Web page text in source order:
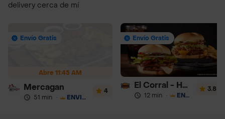
delivery cerca de mí
Abre 11:45 AM
Envío Gratis
Mercagan
51 min · ENVÍO GRATIS
4
Envío Gratis
El Corral - Hamburguesa
12 min · ENVÍO GRATIS
3.8